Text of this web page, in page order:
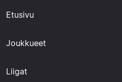
Etusivu
Joukkueet
Liigat